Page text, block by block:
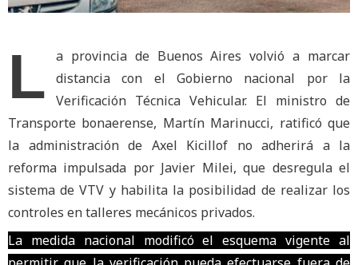
L
a provincia de Buenos Aires volvió a marcar
distancia con el Gobierno nacional por la
Verificación Técnica Vehicular. El ministro de
Transporte bonaerense, Martín Marinucci, ratificó que
la administración de Axel Kicillof no adherirá a la
reforma impulsada por Javier Milei, que desregula el
sistema de VTV y habilita la posibilidad de realizar los
controles en talleres mecánicos privados.
La medida nacional modificó el esquema vigente al